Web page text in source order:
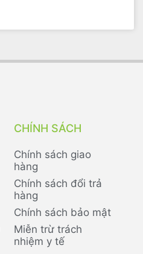
CHÍNH SÁCH
Chính sách giao
hàng
Chính sách đổi trả
hàng
Chính sách bảo mật
Miễn trừ trách
nhiệm y tế